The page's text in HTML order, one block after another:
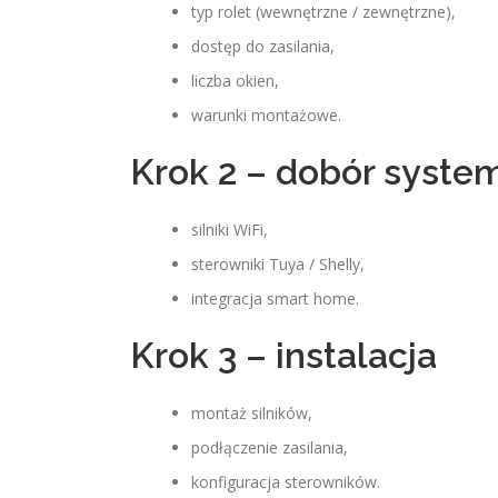
typ rolet (wewnętrzne / zewnętrzne),
dostęp do zasilania,
liczba okien,
warunki montażowe.
Krok 2 – dobór
silniki WiFi,
sterowniki Tuya / Shelly,
integracja smart home.
Krok 3 – instalacja
montaż silników,
podłączenie zasilania,
konfiguracja sterowników.